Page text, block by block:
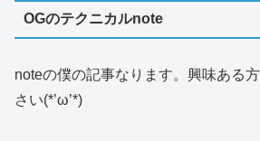
OGのテクニカルnote
noteの僕の記事なります。興味ある
さい(*’ω’*)